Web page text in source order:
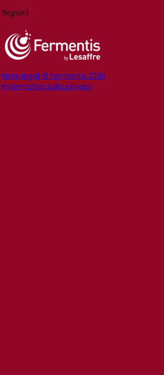
Seguici
Note legali © Fermentis 2026
Informativa sulla privacy